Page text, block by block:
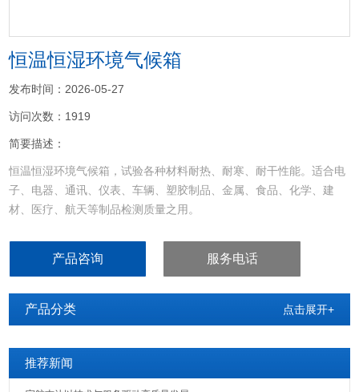
恒温恒湿环境气候箱
发布时间：2026-05-27
访问次数：1919
简要描述：
恒温恒湿环境气候箱，试验各种材料耐热、耐寒、耐干性能。适合电
子、电器、通讯、仪表、车辆、塑胶制品、金属、食品、化学、建
材、医疗、航天等制品检测质量之用。
产品咨询 服务电话
产品分类 点击展开+
推荐新闻